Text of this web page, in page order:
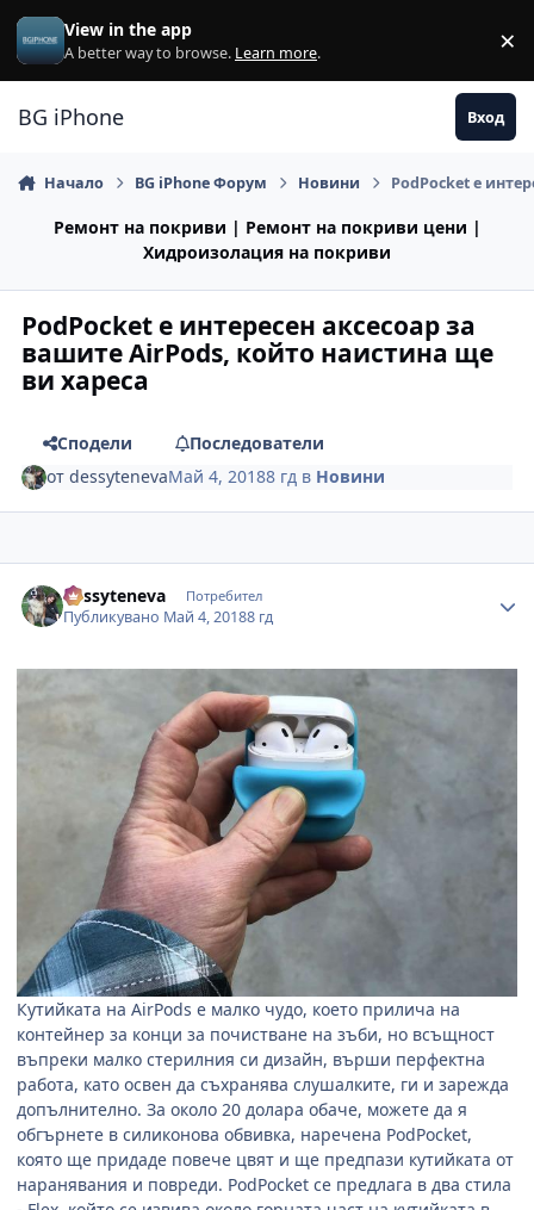
Премини към съдържанието
View in the app
A better way to browse. Learn more. ×
BG iPhone Вход
Начало BG iPhone Форум Новини PodPocket е
Ремонт на покриви | Ремонт на покриви цени |
Хидроизолация на покриви
PodPocket е интересен аксесоар за
вашите AirPods, който наистина ще
ви хареса
Сподели
Последователи
отdessytenevaМай 4, 20188 гд в Новини
dessyteneva Потребител
Публикувано Май 4, 20188 гд
Кутийката на AirPods е малко чудо, което прилича на
контейнер за конци за почистване на зъби, но всъщност
въпреки малко стерилния си дизайн, върши перфектна
работа, като освен да съхранява слушалките, ги и зарежда
допълнително. За около 20 долара обаче, можете да я
обгърнете в силиконова обвивка, наречена PodPocket,
която ще придаде повече цвят и ще предпази кутийката от
наранявания и повреди. PodPocket се предлага в два стила